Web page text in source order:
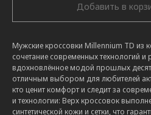
Добавить в
Мужские кроссовки Millennium TD из
сочетание современных технологий и
вдохновлённое модой прошлых
отличным выбором для любителей
кто ценит комфорт и следит за
и технологии: Верх кроссовок
синтетической кожи и сетки, что